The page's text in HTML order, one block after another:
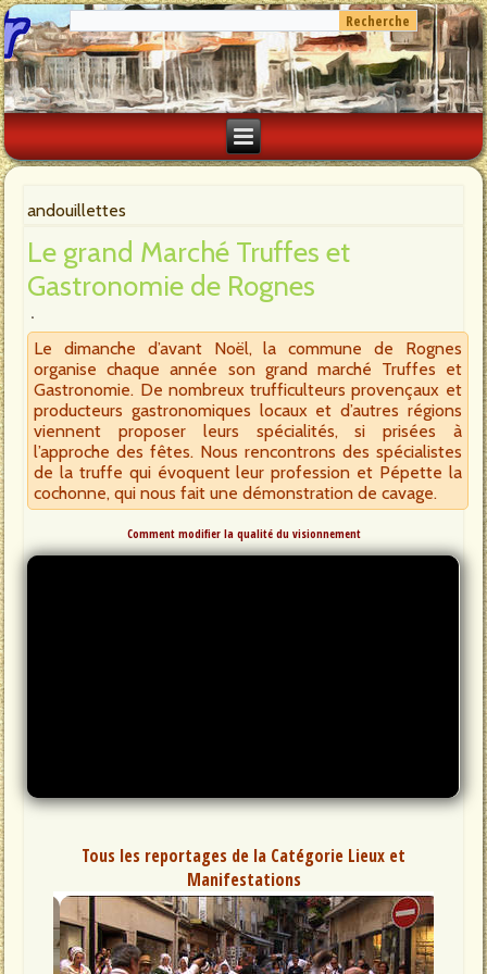
andouillettes
Le grand Marché Truffes et
Gastronomie de Rognes
Le dimanche d’avant Noël, la commune de Rognes
organise chaque année son grand marché Truffes et
Gastronomie. De nombreux trufficulteurs provençaux et
producteurs gastronomiques locaux et d’autres régions
viennent proposer leurs spécialités, si prisées à
l’approche des fêtes. Nous rencontrons des spécialistes
de la truffe qui évoquent leur profession et Pépette la
cochonne, qui nous fait une démonstration de cavage.
Comment modifier la qualité du visionnement
Tous les reportages de la Catégorie Lieux et
Manifestations